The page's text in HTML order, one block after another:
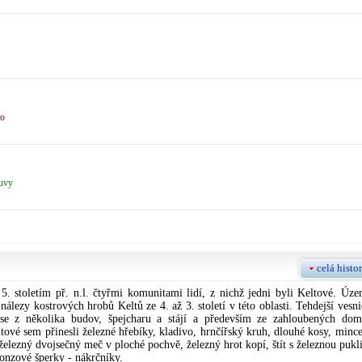
celá
stoletím př. n.l. čtyřmi komunitami lidí, z nichž jedni byli Keltové.
kostrových hrobů Keltů ze 4. až 3. století v této oblasti. Tehdejší
z několika budov, špejcharu a stájí a především ze zahloubených
sem přinesli železné hřebíky, kladivo, hrnčířský kruh, dlouhé kosy,
dvojsečný meč v ploché pochvě, železný hrot kopí, štít s železnou
šperky - nákrčníky.